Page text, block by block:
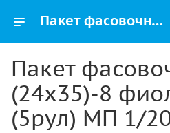
Пакет фасовочный рул (24х35)-8 фиолетовый (5рул) МП 1/20 купить в Альметьевске с доставкой оптом и в розницу
Пакет
(24х35)-8
(5рул) МП 1/